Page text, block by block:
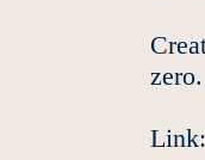
zero.
Link: